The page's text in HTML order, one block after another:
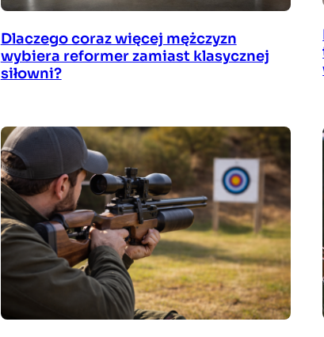
Dlaczego coraz więcej mężczyzn
wybiera reformer zamiast klasycznej
siłowni?